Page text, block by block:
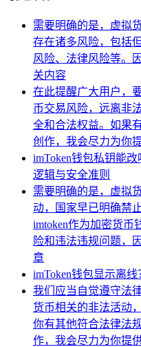
需要明确的是，虚拟
存在诸多风险，包括
风险、法律风险等。
关内容
在此提醒广大用户，
币交易风险，远离非
全和合法权益。如果
创作，我会尽力为你
imToken钱包私钥能
逻辑与安全准则
需要明确的是，虚拟
动，国家早已明确禁
imtoken作为加密货币
险和违法违规问题，
章
imToken钱包显示离
我们应当自觉遵守法
货币相关的非法活动
你有其他符合法律法
作，我会尽力为你提